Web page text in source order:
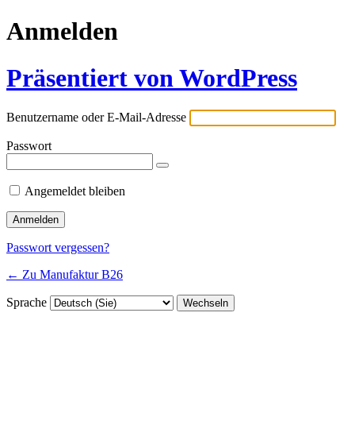
Anmelden
Präsentiert von WordPress
Benutzername oder E-Mail-Adresse
Passwort
Angemeldet bleiben
Passwort vergessen?
← Zu Manufaktur B26
Sprache